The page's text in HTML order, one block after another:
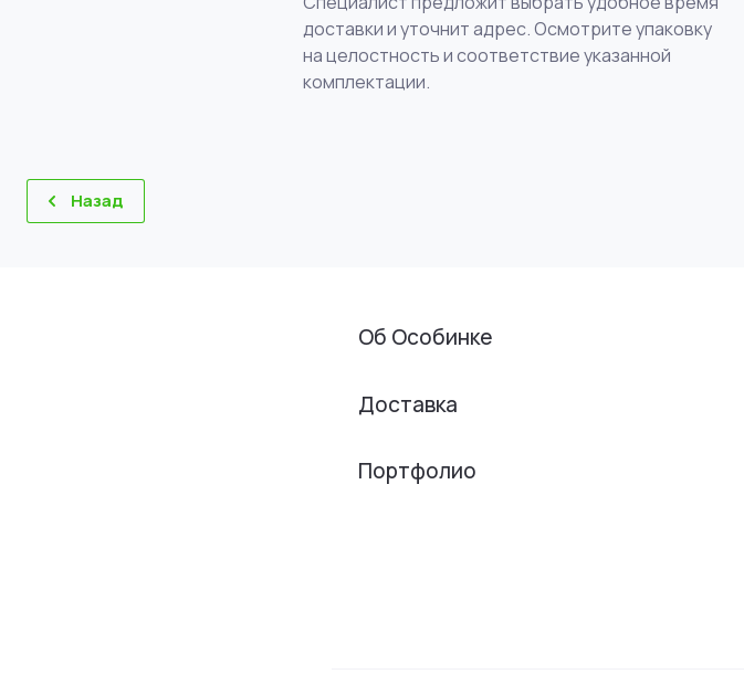
доставки и уточнит адрес. Осмотрите упаковку
на целостность и соответствие указанной
комплектации.
Назад
Об Особинке
Доставка
Портфолио